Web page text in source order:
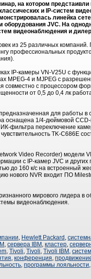
на котором предстаивли
и IP-систем
линейка
оборудования JVC. На
видеонаблюдения и
из 25 различных компаний.
профессиональных
IP-камеры VN-V25U с
MPEG-4 и MJPEG с
совместно с процессором
от 0,5 до 0,4 лк
для работы в
оснащена 1/4-дюймовой
фильтра переключение
TK-C686E
Video Recorder) модели
с IP-камер JVC и других
до 160 к/с на встроенный
нового NVR входит ПО
мирового лидера в
видеонаблюдения.
, Hewlett Packard ,
, сервера IBM , кластер,
, Tivoli, Tivoli, Tivoli IBM ,
, конференция,
, программы лояльности,